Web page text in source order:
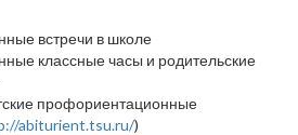
встречи в школе
классные часы и родительские
профориентационные
abiturient.tsu.ru/)